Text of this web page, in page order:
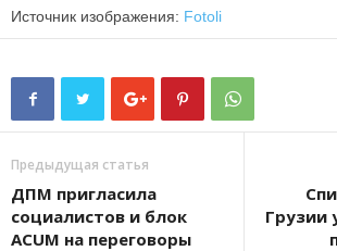
Источник изображения: Fotoli
Предыдущая статья
ДПМ пригласила
социалистов и блок
ACUM на переговоры
Грузии